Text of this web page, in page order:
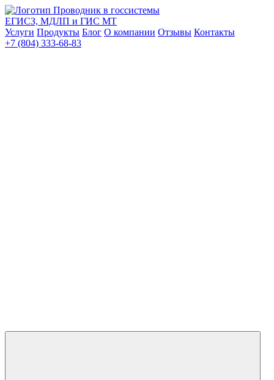
Проводник в госсистемы
ЕГИСЗ, МДЛП и ГИС МТ
Услуги Продукты Блог О компании Отзывы Контакты
+7 (804) 333-68-83